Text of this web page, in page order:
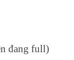
đang full)